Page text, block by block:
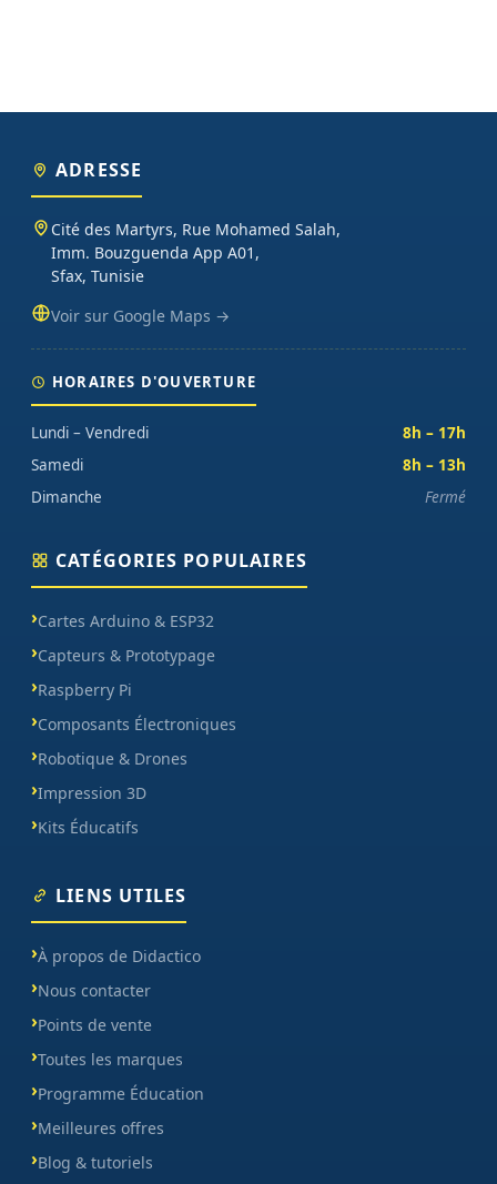
ADRESSE
Cité des Martyrs, Rue Mohamed Salah,
Imm. Bouzguenda App A01,
Sfax, Tunisie
Voir sur Google Maps →
HORAIRES D'OUVERTURE
Lundi – Vendredi
8h – 17h
Samedi
8h – 13h
Dimanche
Fermé
CATÉGORIES POPULAIRES
Cartes Arduino & ESP32
Capteurs & Prototypage
Raspberry Pi
Composants Électroniques
Robotique & Drones
Impression 3D
Kits Éducatifs
LIENS UTILES
À propos de Didactico
Nous contacter
Points de vente
Toutes les marques
Programme Éducation
Meilleures offres
Blog & tutoriels